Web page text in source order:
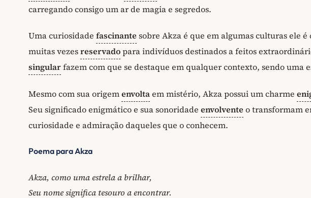
carregando consigo um ar de magia e segredos.
Uma curiosidade fascinante sobre Akza é que em algumas culturas ele
muitas vezesreservadopara indivíduos destinados a feitos
singularfazem com que se destaque em qualquer contexto, sendo uma
Mesmo com sua origemenvoltaem mistério, Akza possui um charme
Seu significado enigmático e sua sonoridade envolvente o transformam
curiosidade e admiração daqueles que o conhecem.
Poema para Akza
Akza, como uma estrela a brilhar,
Seu nome significa tesouro a encontrar.